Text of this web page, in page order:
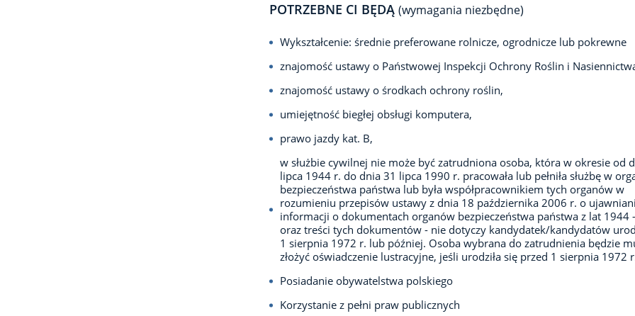
POTRZEBNE CI BĘDĄ (wymagania niezbędne)
Wykształcenie: średnie preferowane rolnicze, ogrodnicze lub pokrewne
znajomość ustawy o Państwowej Inspekcji Ochrony Roślin i
znajomość ustawy o środkach ochrony roślin,
umiejętność biegłej obsługi komputera,
prawo jazdy kat. B,
w służbie cywilnej nie może być zatrudniona osoba, która w okresie od
lipca 1944 r. do dnia 31 lipca 1990 r. pracowała lub pełniła służbę w
bezpieczeństwa państwa lub była współpracownikiem tych organów w
rozumieniu przepisów ustawy z dnia 18 października 2006 r. o
informacji o dokumentach organów bezpieczeństwa państwa z lat 1944
oraz treści tych dokumentów - nie dotyczy kandydatek/kandydatów
1 sierpnia 1972 r. lub później. Osoba wybrana do zatrudnienia będzie
złożyć oświadczenie lustracyjne, jeśli urodziła się przed 1 sierpnia 1972
Posiadanie obywatelstwa polskiego
Korzystanie z pełni praw publicznych